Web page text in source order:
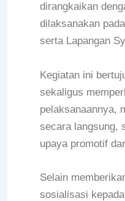
dirangkaikan
dilaksanakan
serta Lapangan
Kegiatan ini
sekaligus
pelaksanaannya,
secara langsung,
upaya promotif
Selain
sosialisasi